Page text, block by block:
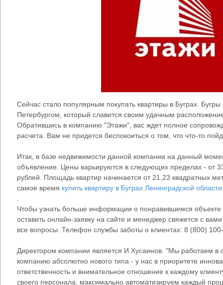
Сейчас стало популярным покупать квартиры в Буграх.
Петербургом, который славится своим удачным
Обратившись в компанию "Этажи", вас ждет полное
расчета. Вам не придется беспокоиться о том, что что-то
Итак, в базе недвижимости данной компании на данный
объявление. Цены варьируются в следующих пределах - от
рублей. Площадь квартир начинается от 21,23 квадратных
самое время купить квартиру в Буграх Ленинградской области
Чтобы узнать больше информации о понравившемся
оставить онлайн-заявку на сайте и менеджер свяжется с
все вопросы. Телефон службы заботы о клиентах: 8 (800)
Директором компании является И.Хусаинов. "Мы работаем в
компанию абсолютно нового типа - у нас в приоритете
ответственность и внимательное отношение к каждому
своего персонала, максимально автоматизируем каждый